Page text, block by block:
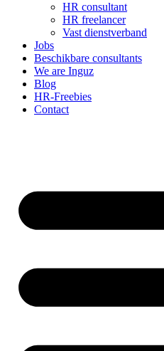
HR consultant
HR freelancer
Vast dienstverband
Jobs
Beschikbare consultants
We are Inguz
Blog
HR-Freebies
Contact